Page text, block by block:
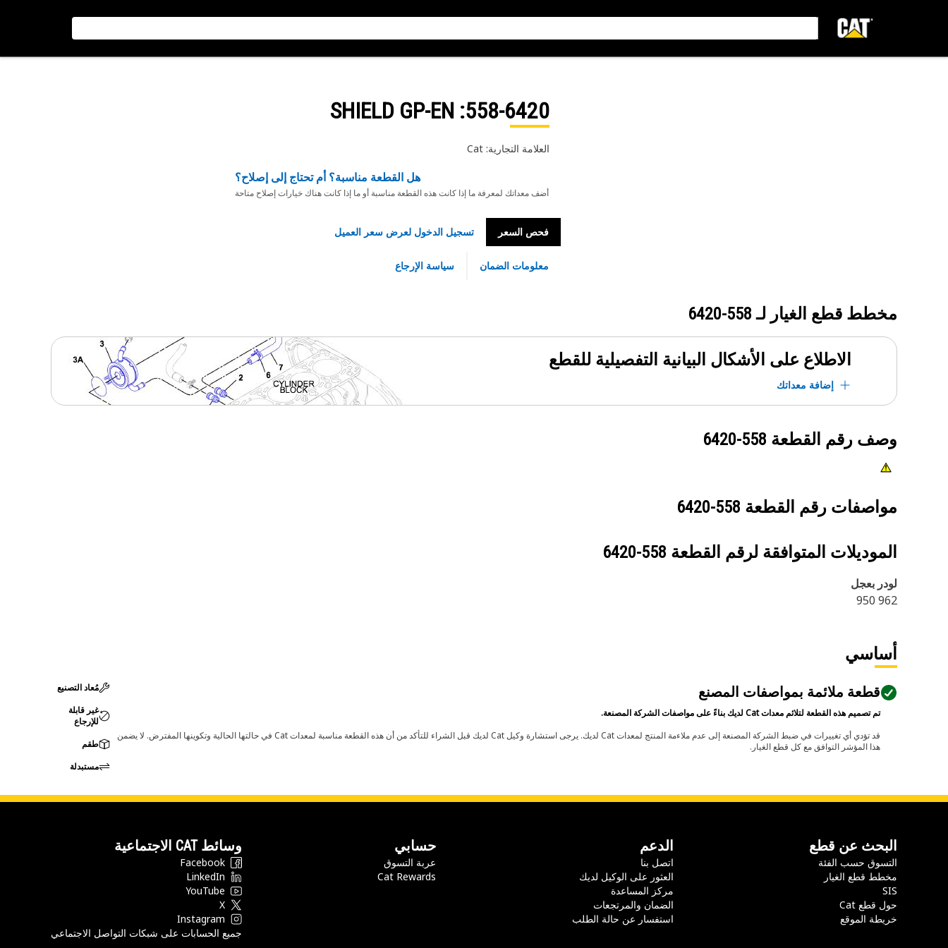
558-6420
: SHIELD GP-EN
العلامة التجارية: Cat
هل القطعة مناسبة؟ أم تحتاج إلى إصلاح؟
أضف معداتك لمعرفة ما إذا كانت هذه القطعة مناسبة أو ما إذا كانت هناك خيارات إصلاح متاحة
فحص السعر تسجيل الدخول لعرض سعر العميل
معلومات الضمان سياسة الإرجاع
مخطط قطع الغيار لـ 558-6420
الاطلاع على الأشكال البيانية التفصيلية للقطع
إضافة معداتك
وصف رقم القطعة 558-6420
مواصفات رقم القطعة 558-6420
الموديلات المتوافقة لرقم القطعة 558-6420
لودر بعجل
962 950
أساسي
قطعة ملائمة بمواصفات المصنع
تم تصميم هذه القطعة لتلائم معدات Cat لديك بناءً على مواصفات الشركة المصنعة.
قد تؤدي أي تغييرات في ضبط الشركة المصنعة إلى عدم ملاءمة المنتج لمعدات Cat لديك. يرجى استشارة وكيل Cat لديك قبل الشراء للتأكد من أن هذه القطعة مناسبة لمعدات Cat في حالتها الحالية وتكوينها المفترض. لا يضمن
هذا المؤشر التوافق مع كل قطع الغيار.
مُعاد التصنيع
غير قابلة
للإرجاع
طقم
مستبدلة
البحث عن قطع
التسوق حسب الفئة
مخطط قطع الغيار
SIS
حول قطع Cat
خريطة الموقع
الدعم
اتصل بنا
العثور على الوكيل لديك
مركز المساعدة
الضمان والمرتجعات
استفسار عن حالة الطلب
حسابي
عربة التسوق
Cat Rewards
وسائط CAT الاجتماعية
Facebook
LinkedIn
YouTube
X
Instagram
جميع الحسابات على شبكات التواصل الاجتماعي